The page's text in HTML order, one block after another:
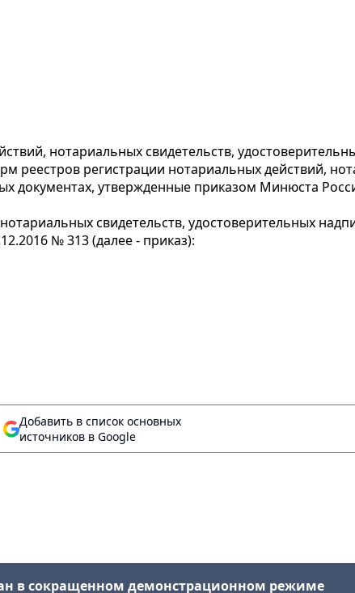
нотариальных свидетельств,
реестров регистрации нотариальных действий,
документах, утвержденные приказом Минюста
свидетельств, удостоверительных
№ 313 (далее - приказ):
Добавить в список основных
источников в Google
в сокращенном демонстрационном режиме